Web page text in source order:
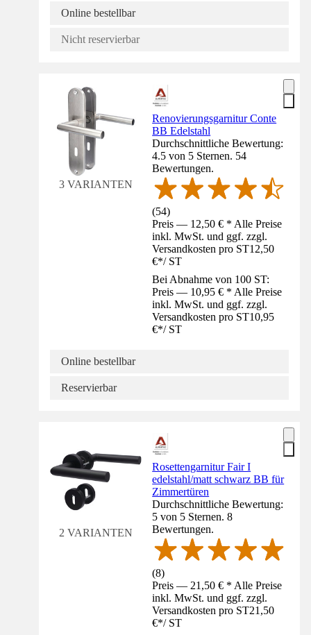
Online bestellbar
Nicht reservierbar
3 VARIANTEN
Renovierungsgarnitur Conte
BB Edelstahl
Durchschnittliche Bewertung:
4.5 von 5 Sternen. 54
Bewertungen.
(54)
Preis — 12,50 € * Alle Preise
inkl. MwSt. und ggf. zzgl.
Versandkosten pro ST12,50
€*/ ST
Bei Abnahme von 100 ST:
Preis — 10,95 € * Alle Preise
inkl. MwSt. und ggf. zzgl.
Versandkosten pro ST10,95
€*/ ST
Online bestellbar
Reservierbar
2 VARIANTEN
Rosettengarnitur Fair I
edelstahl/matt schwarz BB für
Zimmertüren
Durchschnittliche Bewertung:
5 von 5 Sternen. 8
Bewertungen.
(8)
Preis — 21,50 € * Alle Preise
inkl. MwSt. und ggf. zzgl.
Versandkosten pro ST21,50
€*/ ST